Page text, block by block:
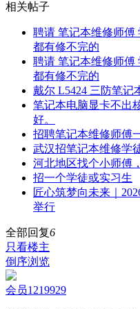
相关帖子
聘请 笔记本维修师傅
都有修不完的
聘请 笔记本维修师傅
都有修不完的
戴尔 L5424 三防笔记
笔记本电脑显卡不出
好。
招聘笔记本维修师傅
武汉招笔记本维修学
河北地区找个小师傅
招一个学徒或实习生
匠心筑梦向未来｜
举行
全部回复6
只看楼主
倒序浏览
会员1219929